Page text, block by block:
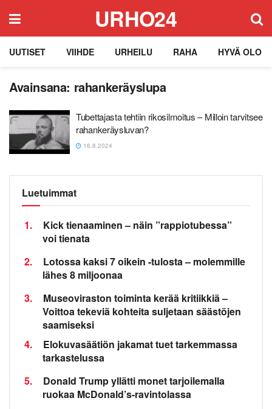
URHO24
UUTISET VIIHDE URHEILU RAHA HYVÄ OLO
Avainsana: rahankeräyslupa
Tubettajasta tehtiin rikosilmoitus – Milloin tarvitsee
rahankeräysluvan?
16.8.2024
Luetuimmat
1.
Kick tienaaminen – näin ”rappiotubessa”
voi tienata
2.
Lotossa kaksi 7 oikein -tulosta – molemmille
lähes 8 miljoonaa
3.
Museoviraston toiminta kerää kritiikkiä –
Voittoa tekeviä kohteita suljetaan säästöjen
saamiseksi
4.
Elokuvasäätiön jakamat tuet tarkemmassa
tarkastelussa
5.
Donald Trump yllätti monet tarjoilemalla
ruokaa McDonald’s-ravintolassa